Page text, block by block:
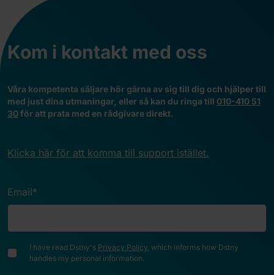
Kom i kontakt med oss
Våra kompetenta säljare hör gärna av sig till dig och hjälper till
med just dina utmaningar, eller så kan du ringa till 010-410 51
30för att prata med en rådgivare direkt.
Klicka här för att komma till support istället.
Email*
I have read Dstny's Privacy Policy, which informs how Dstny
handles my personal information.